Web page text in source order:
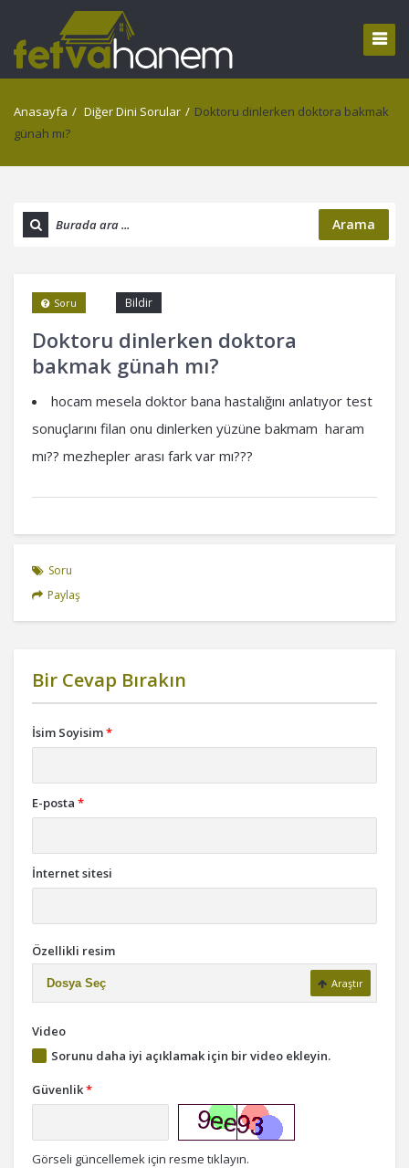
Anasayfa / Diğer Dini Sorular / Doktoru dinlerken doktora bakmak
günah mı?
Arama
Doktoru dinlerken doktora
bakmak günah mı?
Bildir
Soru
hocam mesela doktor bana hastalığını anlatıyor test
sonuçlarını filan onu dinlerken yüzüne bakmam haram
mı?? mezhepler arası fark var mı???
Soru
Paylaş
Bir Cevap Bırakın
İsim Soyisim*
E-posta *
İnternet sitesi
Özellikli resim
Dosya Seç Araştır
Video
Sorunu daha iyi açıklamak için bir video ekleyin.
Güvenlik*
Görseli güncellemek için resme tıklayın.